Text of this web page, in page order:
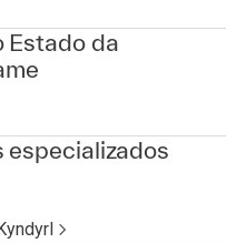
Estado da
especializados